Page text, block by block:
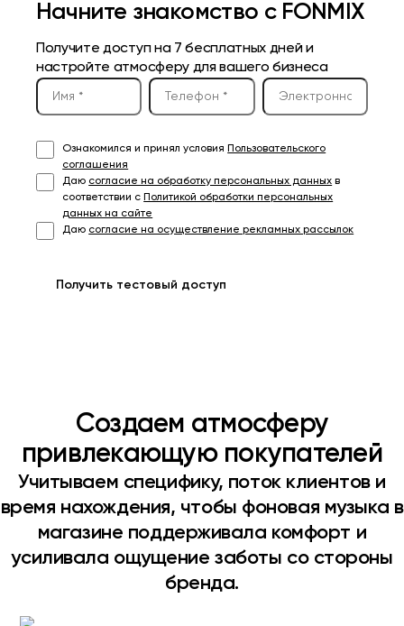
Начните знакомство с FONMIX
Получите доступ на 7 бесплатных дней и
настройте атмосферу для вашего бизнеса
Ознакомился и принял условия Пользовательского
соглашения
Даю согласие на обработку персональных данных в
соответствии с Политикой обработки персональных
данных на сайте
Даю согласие на осуществление рекламных рассылок
Получить тестовый доступ
Создаем атмосферу
привлекающую покупателей
Учитываем специфику, поток клиентов и
время нахождения, чтобы фоновая музыка в
магазине поддерживала комфорт и
усиливала ощущение заботы со стороны
бренда.